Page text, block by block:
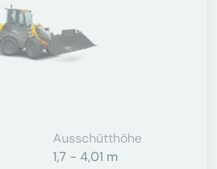
Ausschütthöhe
1,7 - 4,01 m